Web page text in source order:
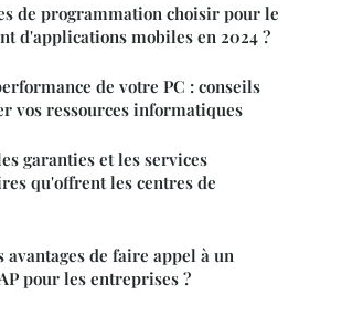
de programmation choisir pour le
d'applications mobiles en 2024 ?
de votre PC : conseils
vos ressources informatiques
garanties et les services
qu'offrent les centres de
avantages de faire appel à un
pour les entreprises ?